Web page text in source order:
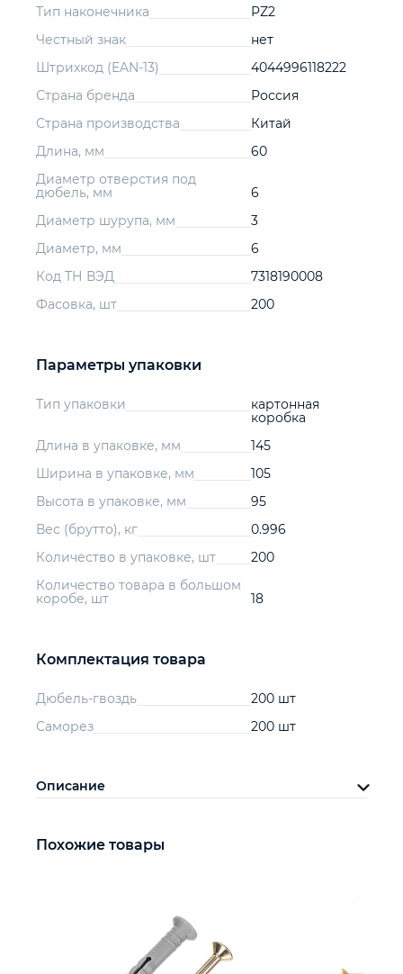
Тип наконечника
PZ2
Честный знак
нет
Штрихкод (EAN-13)
4044996118222
Страна бренда
Россия
Страна производства
Китай
Длина, мм
60
Диаметр отверстия под
дюбель, мм
6
Диаметр шурупа, мм
3
Диаметр, мм
6
Код ТН ВЭД
7318190008
Фасовка, шт
200
Параметры упаковки
Тип упаковки
картонная
коробка
Длина в упаковке, мм
145
Ширина в упаковке, мм
105
Высота в упаковке, мм
95
Вес (брутто), кг
0.996
Количество в упаковке, шт
200
Количество товара в большом
коробе, шт
18
Комплектация товара
Дюбель-гвоздь
200 шт
Саморез
200 шт
Описание
Похожие товары